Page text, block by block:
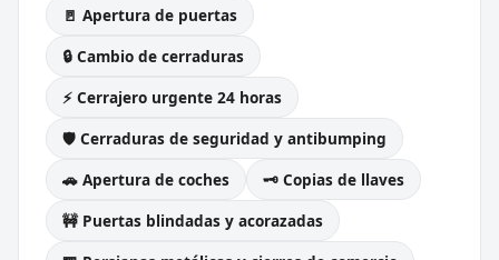
🚪 Apertura de puertas
🔒 Cambio de cerraduras
⚡ Cerrajero urgente 24 horas
🛡️ Cerraduras de seguridad y antibumping
🚗 Apertura de coches
🗝️ Copias de llaves
🚧 Puertas blindadas y acorazadas